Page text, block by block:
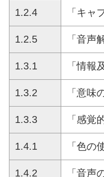
1.2.4 「キャ
1.2.5 「音声
1.3.1 「情報
1.3.2 「意味
1.3.3 「感覚
1.4.1 「色の
1.4.2 「音声